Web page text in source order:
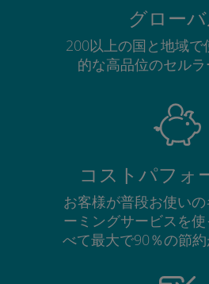
グロー
200以上の国と地域で
的な高品位のセル
コストパフォ
お客様が普段お使い
ーミングサービスを
べて最大で90％の節約